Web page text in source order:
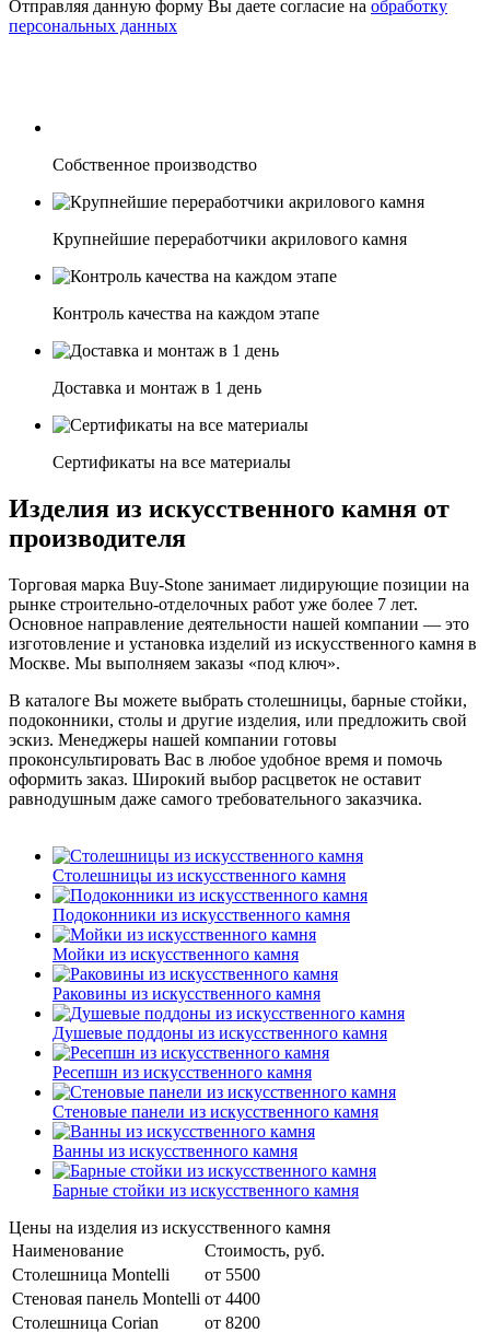
Отправляя данную форму Вы даете согласие на обработку
персональных данных
Собственное производство
Крупнейшие переработчики акрилового камня
Контроль качества на каждом этапе
Доставка и монтаж в 1 день
Сертификаты на все материалы
Изделия из искусственного камня от
производителя
Торговая марка Buy-Stone занимает лидирующие позиции на
рынке строительно-отделочных работ уже более 7 лет.
Основное направление деятельности нашей компании — это
изготовление и установка изделий из искусственного камня в
Москве. Мы выполняем заказы «под ключ».
В каталоге Вы можете выбрать столешницы, барные стойки,
подоконники, столы и другие изделия, или предложить свой
эскиз. Менеджеры нашей компании готовы
проконсультировать Вас в любое удобное время и помочь
оформить заказ. Широкий выбор расцветок не оставит
равнодушным даже самого требовательного заказчика.
Столешницы из искусственного камня
Подоконники из искусственного камня
Мойки из искусственного камня
Раковины из искусственного камня
Душевые поддоны из искусственного камня
Ресепшн из искусственного камня
Стеновые панели из искусственного камня
Ванны из искусственного камня
Барные стойки из искусственного камня
Цены на изделия из искусственного камня
Наименование
Стоимость, руб.
Столешница Montelli
от 5500
Стеновая панель Montelli от 4400
Столешница Corian
от 8200